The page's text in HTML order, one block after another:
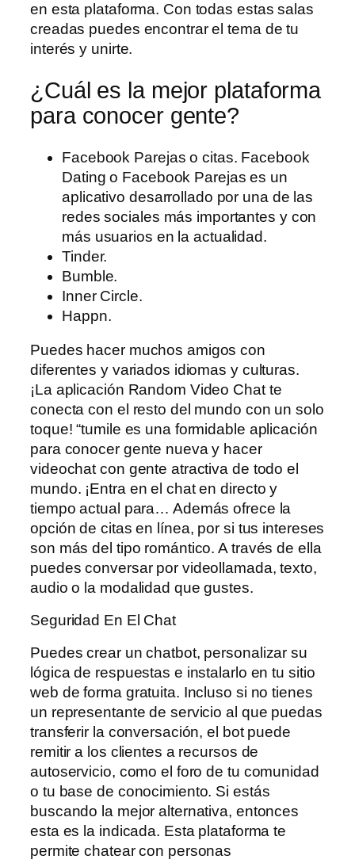
en esta plataforma. Con todas estas salas
creadas puedes encontrar el tema de tu
interés y unirte.
¿Cuál es la mejor plataforma
para conocer gente?
Facebook Parejas o citas. Facebook
Dating o Facebook Parejas es un
aplicativo desarrollado por una de las
redes sociales más importantes y con
más usuarios en la actualidad.
Tinder.
Bumble.
Inner Circle.
Happn.
Puedes hacer muchos amigos con
diferentes y variados idiomas y culturas.
¡La aplicación Random Video Chat te
conecta con el resto del mundo con un solo
toque! “tumile es una formidable aplicación
para conocer gente nueva y hacer
videochat con gente atractiva de todo el
mundo. ¡Entra en el chat en directo y
tiempo actual para… Además ofrece la
opción de citas en línea, por si tus intereses
son más del tipo romántico. A través de ella
puedes conversar por videollamada, texto,
audio o la modalidad que gustes.
Seguridad En El Chat
Puedes crear un chatbot, personalizar su
lógica de respuestas e instalarlo en tu sitio
web de forma gratuita. Incluso si no tienes
un representante de servicio al que puedas
transferir la conversación, el bot puede
remitir a los clientes a recursos de
autoservicio, como el foro de tu comunidad
o tu base de conocimiento. Si estás
buscando la mejor alternativa, entonces
esta es la indicada. Esta plataforma te
permite chatear con personas